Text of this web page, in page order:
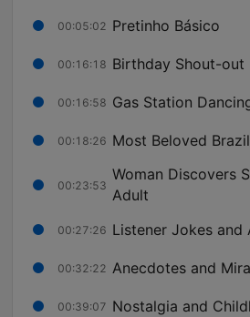
00:05:02 Pretinho Básico
00:16:18 Birthday Shout-out
00:16:58 Gas Station
00:18:26 Most Beloved
00:23:53
Woman Discovers
Adult
00:27:26 Listener Jokes and
00:32:22 Anecdotes and
00:39:07 Nostalgia and